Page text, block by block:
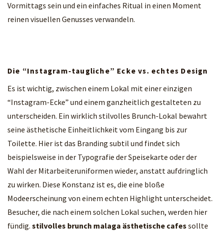
Vormittags sein und ein einfaches Ritual in einen Moment
reinen visuellen Genusses verwandeln.
Die “Instagram-taugliche” Ecke vs. echtes Design
Es ist wichtig, zwischen einem Lokal mit einer einzigen
“Instagram-Ecke” und einem ganzheitlich gestalteten zu
unterscheiden. Ein wirklich stilvolles Brunch-Lokal bewahrt
seine ästhetische Einheitlichkeit vom Eingang bis zur
Toilette. Hier ist das Branding subtil und findet sich
beispielsweise in der Typografie der Speisekarte oder der
Wahl der Mitarbeiteruniformen wieder, anstatt aufdringlich
zu wirken. Diese Konstanz ist es, die eine bloße
Modeerscheinung von einem echten Highlight unterscheidet.
Besucher, die nach einem solchen Lokal suchen, werden hier
fündig. stilvolles brunch malaga ästhetische cafes sollte